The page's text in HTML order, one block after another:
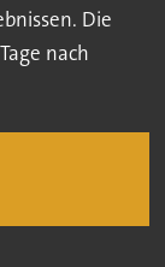
Die
nach